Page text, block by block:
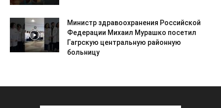
Министр здравоохранения Российской
Федерации Михаил Мурашко посетил
Гагрскую центральную районную
больницу